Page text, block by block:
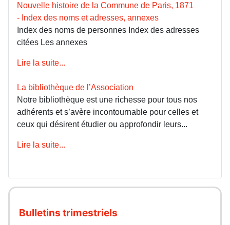
Nouvelle histoire de la Commune de Paris, 1871
- Index des noms et adresses, annexes
Index des noms de personnes Index des adresses
citées Les annexes
Lire la suite...
La bibliothèque de l’Association
Notre bibliothèque est une richesse pour tous nos
adhérents et s’avère incontournable pour celles et
ceux qui désirent étudier ou approfondir leurs...
Lire la suite...
Bulletins trimestriels